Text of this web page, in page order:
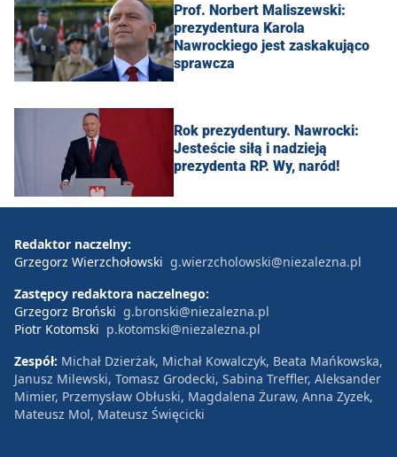
Prof. Norbert Maliszewski:
prezydentura Karola
Nawrockiego jest zaskakująco
sprawcza
Rok prezydentury. Nawrocki:
Jesteście siłą i nadzieją
prezydenta RP. Wy, naród!
Redaktor naczelny:
Grzegorz Wierzchołowski g.wierzcholowski@niezalezna.pl
Zastępcy redaktora naczelnego:
Grzegorz Broński g.bronski@niezalezna.pl
Piotr Kotomski p.kotomski@niezalezna.pl
Zespół: Michał Dzierżak, Michał Kowalczyk, Beata Mańkowska,
Janusz Milewski, Tomasz Grodecki, Sabina Treffler, Aleksander
Mimier, Przemysław Obłuski, Magdalena Żuraw, Anna Zyzek,
Mateusz Mol, Mateusz Święcicki